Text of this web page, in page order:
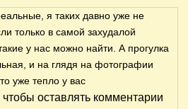
я таких давно уже не
только в самой захудалой
у нас можно найти. А прогулка
и на глядя на фотографии
уже тепло у вас
чтобы оставлять комментарии